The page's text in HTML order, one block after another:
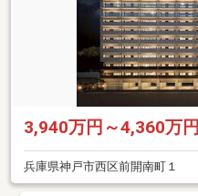
3,940万円～4,360万円
兵庫県神戸市西区前開南町１